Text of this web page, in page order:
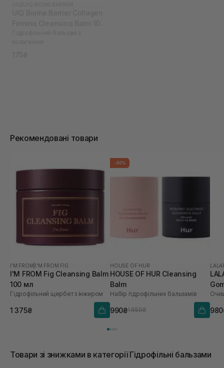
Рекомендовані товари
I'M FROM I'M FROM FIG
I'M FROM Fig Cleansing Balm
100 мл
Гідрофільний щербет з інжиром
1 375₴
-40%
HOUSE OF HUR
HOUSE OF HUR Cleansing
Balm
Набір гідрофільних бальзамів
990₴1 650₴
мл
Товари зі знижками в категорії Гідрофільні бальзами